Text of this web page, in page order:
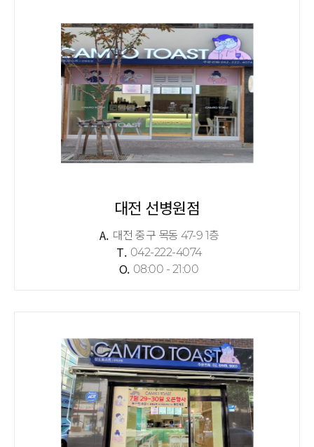
대전 선병원점
A. 대전 중구 목동 47-9 1층
T. 042-222-4074
O. 08:00 - 21:00